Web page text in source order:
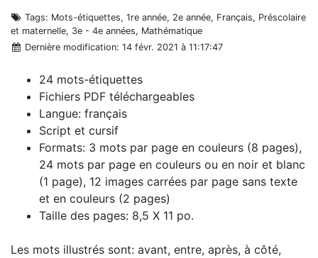
Tags: Mots-étiquettes, 1re année, 2e année, Français, Préscolaire
et maternelle, 3e - 4e années, Mathématique
Dernière modification: 14 févr. 2021 à 11:17:47
24 mots-étiquettes
Fichiers PDF téléchargeables
Langue: français
Script et cursif
Formats: 3 mots par page en couleurs (8 pages),
24 mots par page en couleurs ou en noir et blanc
(1 page), 12 images carrées par page sans texte
et en couleurs (2 pages)
Taille des pages: 8,5 X 11 po.
Les mots illustrés sont: avant, entre, après, à côté,